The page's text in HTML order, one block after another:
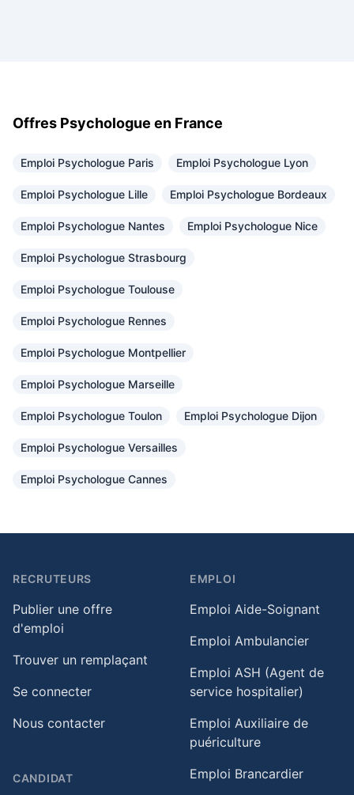
Offres Psychologue en France
Emploi Psychologue Paris Emploi Psychologue Lyon
Emploi Psychologue Lille Emploi Psychologue Bordeaux
Emploi Psychologue Nantes Emploi Psychologue Nice
Emploi Psychologue Strasbourg
Emploi Psychologue Toulouse
Emploi Psychologue Rennes
Emploi Psychologue Montpellier
Emploi Psychologue Marseille
Emploi Psychologue Toulon Emploi Psychologue Dijon
Emploi Psychologue Versailles
Emploi Psychologue Cannes
RECRUTEURS
Publier une offre
d'emploi
Trouver un remplaçant
Se connecter
Nous contacter
CANDIDAT
EMPLOI
Emploi Aide-Soignant
Emploi Ambulancier
Emploi ASH (Agent de
service hospitalier)
Emploi Auxiliaire de
puériculture
Emploi Brancardier